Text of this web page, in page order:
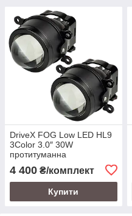
DriveX FOG Low LED HL9
3Color 3.0″ 30W
протитуманна
режимами
4 400 ₴/комплект
Купити